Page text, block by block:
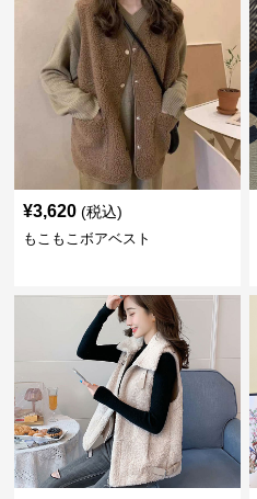
¥3,620 (税込)
もこもこボアベスト